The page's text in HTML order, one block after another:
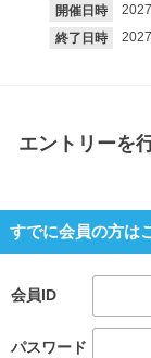
開催日時
終了日時
エントリーを
すでに会員の方は
会員ID
パスワード